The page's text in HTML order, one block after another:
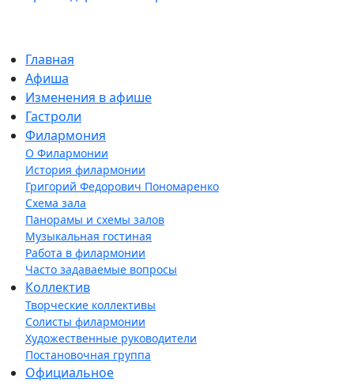
Главная
Афиша
Изменения в афише
Гастроли
Филармония
О Филармонии
История филармонии
Григорий Федорович Пономаренко
Схема зала
Панорамы и схемы залов
Музыкальная гостиная
Работа в филармонии
Часто задаваемые вопросы
Коллектив
Творческие коллективы
Солисты филармонии
Художественные руководители
Постановочная группа
Официальное